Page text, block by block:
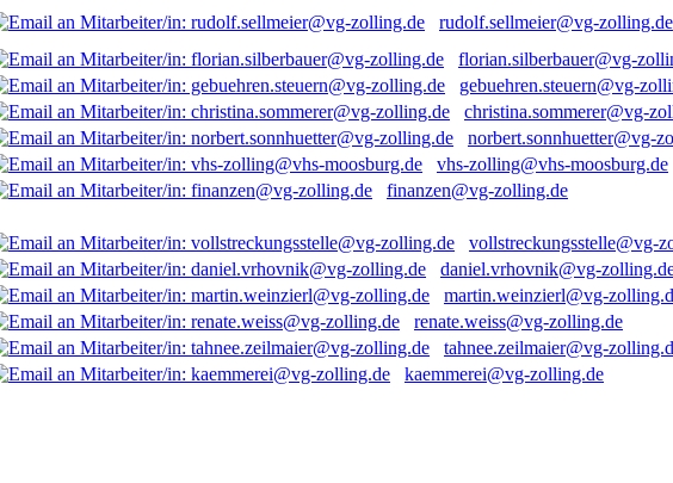
rudolf.sellmeier@vg-zolling.de
florian.silberbauer@vg-
gebuehren.steuern@vg-
christina.sommerer@vg-
norbert.sonnhuetter@vg-
vhs-zolling@vhs-moosburg.de
finanzen@vg-zolling.de
vollstreckungsstelle@vg-
daniel.vrhovnik@vg-
martin.weinzierl@vg-
renate.weiss@vg-zolling.de
tahnee.zeilmaier@vg-
kaemmerei@vg-zolling.de